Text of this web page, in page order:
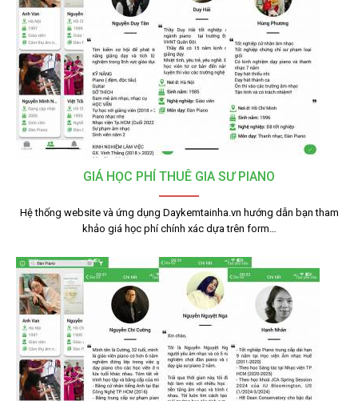
GIÁ HỌC PHÍ THUÊ GIA SƯ PIANO
Hệ thống website và ứng dụng Daykemtainha.vn hướng dẫn bạn tham
khảo giá học phí chính xác dựa trên form…